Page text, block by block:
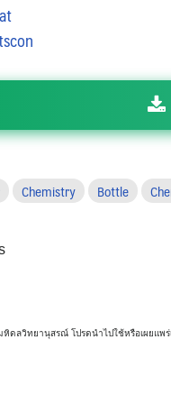
Chemistry Bottle
หิดลวิทยานุสรณ์ โปรดนำไปใช้หรือเผยแ